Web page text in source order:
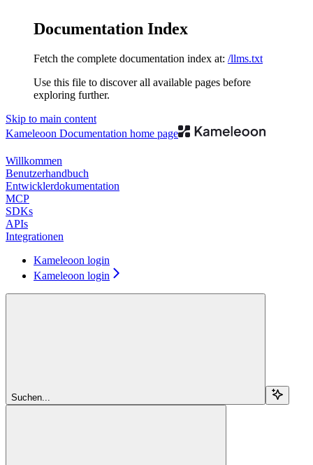
Documentation Index
Fetch the complete documentation index at: /llms.txt
Use this file to discover all available pages before
exploring further.
Skip to main content
Kameleoon Documentation home page
Willkommen
Benutzerhandbuch
Entwicklerdokumentation
MCP
SDKs
APIs
Integrationen
Kameleoon login
Kameleoon login
Suchen...